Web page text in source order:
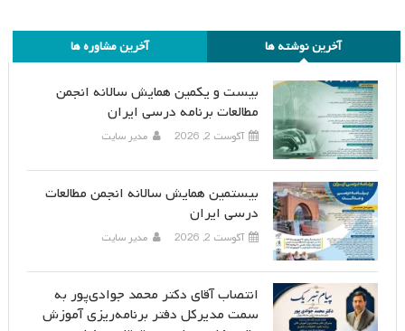
آخرین نوشته ها آخرین مشاوره ها
بیست و یکمین همایش سالانه انجمن
مطالعات برنامه درسی ایران
آگوست 2, 2026 مدیر سایت
بیستمین همایش سالانه انجمن مطالعات
درسی ایران
آگوست 2, 2026 مدیر سایت
انتصاب آقای دکتر محمد جوادی‌پور به
سمت مدیرکل دفتر برنامه‌ریزی آموزش